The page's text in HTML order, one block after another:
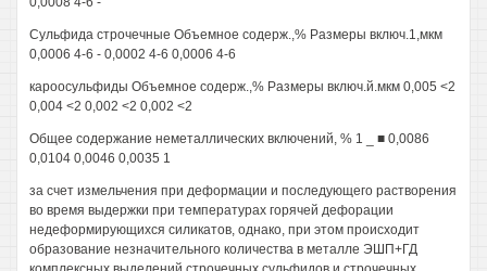
Сульфида строчечные Объемное содерж.,% Размеры включ.1,мкм
0,0006 4-6 - 0,0002 4-6 0,0006 4-6
кароосульфиды Объемное содерж.,% Размеры включ.й.мкм 0,005 <2
0,004 <2 0,002 <2 0,002 <2
Общее содержание неметаллических включений, % 1 _ ■ 0,0086
0,0104 0,0046 0,0035 1
за счет измельчения при деформации и последующего растворения
во время выдержки при температурах горячей дефорации
недеформирующихся силикатов, однако, при этом происходит
образование незначительного количества в металле ЭШП+ГД